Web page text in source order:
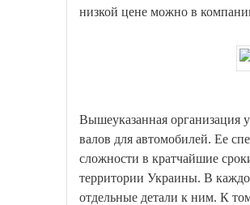
низкой цене можно в
Вышеуказанная организация
валов для автомобилей. Ее
сложности в кратчайшие
территории Украины. В
отдельные детали к ним. К